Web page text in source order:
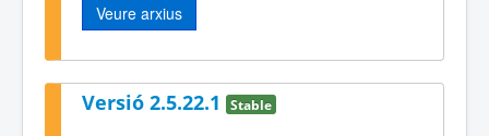
Veure arxius
Versió 2.5.22.1 Stable